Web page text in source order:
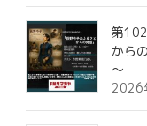
第
から
～
2026